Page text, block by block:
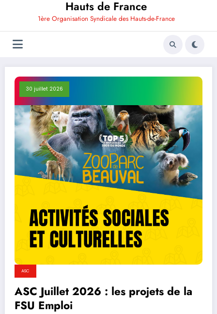
Hauts de France
1ère Organisation Syndicale des Hauts-de-France
30 juillet 2026
ASC
ASC Juillet 2026 : les projets de la
FSU Emploi